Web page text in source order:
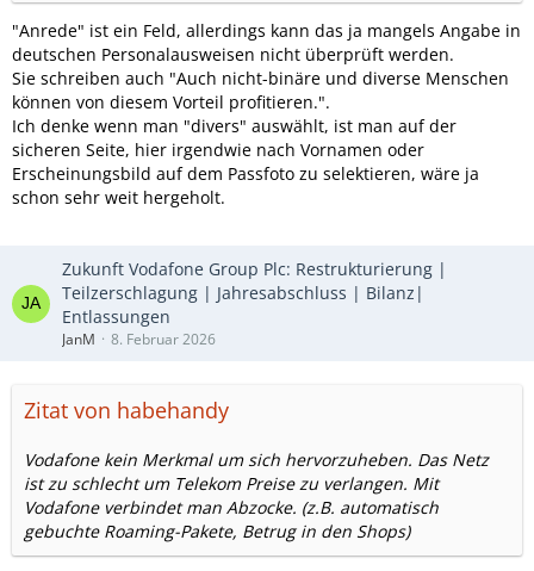
"Anrede" ist ein Feld, allerdings kann das ja mangels Angabe in
deutschen Personalausweisen nicht überprüft werden.
Sie schreiben auch "Auch nicht-binäre und diverse Menschen
können von diesem Vorteil profitieren.".
Ich denke wenn man "divers" auswählt, ist man auf der
sicheren Seite, hier irgendwie nach Vornamen oder
Erscheinungsbild auf dem Passfoto zu selektieren, wäre ja
schon sehr weit hergeholt.
Zukunft Vodafone Group Plc: Restrukturierung |
Teilzerschlagung | Jahresabschluss | Bilanz|
Entlassungen
JanM 8. Februar 2026
Zitat von habehandy
Vodafone kein Merkmal um sich hervorzuheben. Das Netz
ist zu schlecht um Telekom Preise zu verlangen. Mit
Vodafone verbindet man Abzocke. (z.B. automatisch
gebuchte Roaming-Pakete, Betrug in den Shops)